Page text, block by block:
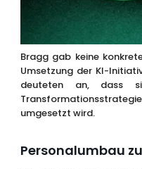
Bragg gab keine
Umsetzung der KI-
deuteten an, dass
umgesetzt wird.
Personalumbau